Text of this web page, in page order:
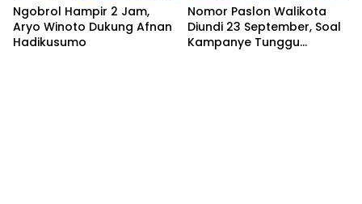
Ngobrol Hampir 2 Jam,
Aryo Winoto Dukung Afnan
Hadikusumo
Nomor Paslon Walikota
Diundi 23 September, Soal
Kampanye Tunggu